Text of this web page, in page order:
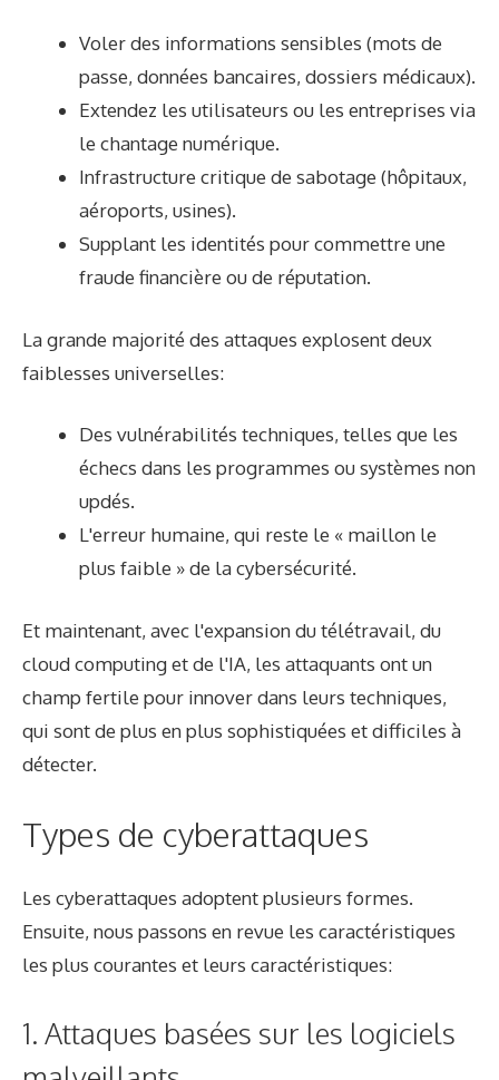
Voler des informations sensibles (mots de
passe, données bancaires, dossiers médicaux).
Extendez les utilisateurs ou les entreprises via
le chantage numérique.
Infrastructure critique de sabotage (hôpitaux,
aéroports, usines).
Supplant les identités pour commettre une
fraude financière ou de réputation.
La grande majorité des attaques explosent deux
faiblesses universelles:
Des vulnérabilités techniques, telles que les
échecs dans les programmes ou systèmes non
updés.
L'erreur humaine, qui reste le « maillon le
plus faible » de la cybersécurité.
Et maintenant, avec l'expansion du télétravail, du
cloud computing et de l'IA, les attaquants ont un
champ fertile pour innover dans leurs techniques,
qui sont de plus en plus sophistiquées et difficiles à
détecter.
Types de cyberattaques
Les cyberattaques adoptent plusieurs formes.
Ensuite, nous passons en revue les caractéristiques
les plus courantes et leurs caractéristiques:
1. Attaques basées sur les logiciels